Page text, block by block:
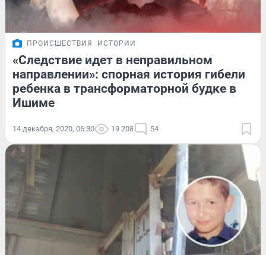
ПРОИСШЕСТВИЯ ИСТОРИИ
«Следствие идет в неправильном
направлении»: спорная история гибели
ребенка в трансформаторной будке в
Ишиме
14 декабря, 2020, 06:30 19 208 54